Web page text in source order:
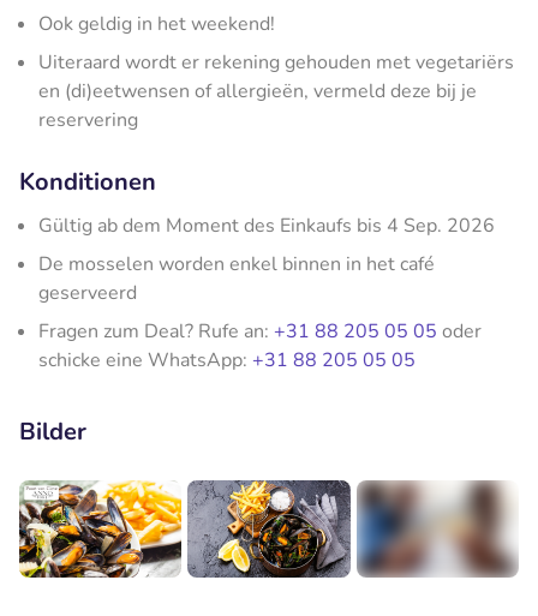
Ook geldig in het weekend!
Uiteraard wordt er rekening gehouden met vegetariërs
en (di)eetwensen of allergieën, vermeld deze bij je
reservering
Konditionen
Gültig ab dem Moment des Einkaufs bis 4 Sep. 2026
De mosselen worden enkel binnen in het café
geserveerd
Fragen zum Deal? Rufe an: +31 88 205 05 05 oder
schicke eine WhatsApp: +31 88 205 05 05
Bilder